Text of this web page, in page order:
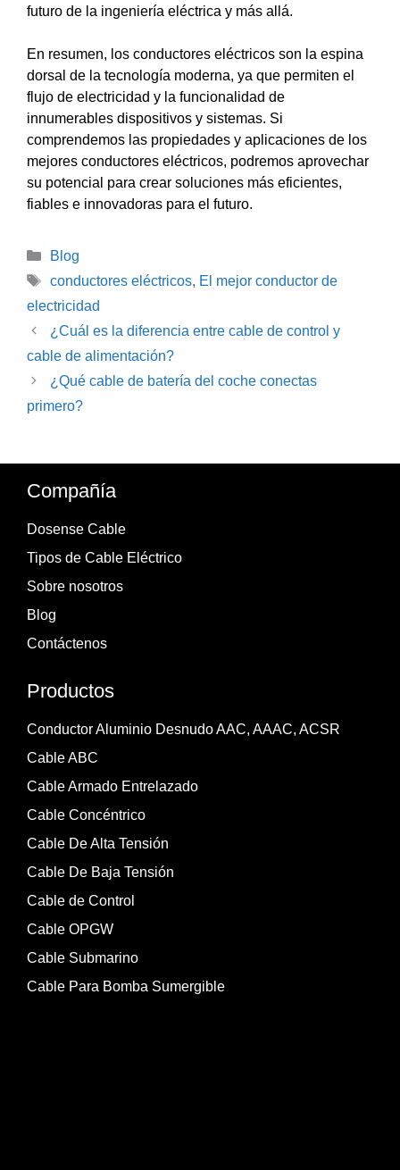
futuro de la ingeniería eléctrica y más allá.
En resumen, los conductores eléctricos son la espina
dorsal de la tecnología moderna, ya que permiten el
flujo de electricidad y la funcionalidad de
innumerables dispositivos y sistemas. Si
comprendemos las propiedades y aplicaciones de los
mejores conductores eléctricos, podremos aprovechar
su potencial para crear soluciones más eficientes,
fiables e innovadoras para el futuro.
Categorías
Blog
Etiquetas
conductores eléctricos, El mejor conductor de
electricidad
¿Cuál es la diferencia entre cable de control y
cable de alimentación?
¿Qué cable de batería del coche conectas
primero?
Compañía
Dosense Cable
Tipos de Cable Eléctrico
Sobre nosotros
Blog
Contáctenos
Productos
Conductor Aluminio Desnudo AAC, AAAC, ACSR
Cable ABC
Cable Armado Entrelazado
Cable Concéntrico
Cable De Alta Tensión
Cable De Baja Tensión
Cable de Control
Cable OPGW
Cable Submarino
Cable Para Bomba Sumergible